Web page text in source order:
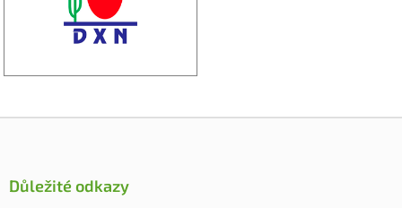
Zápatí
Důležité odkazy